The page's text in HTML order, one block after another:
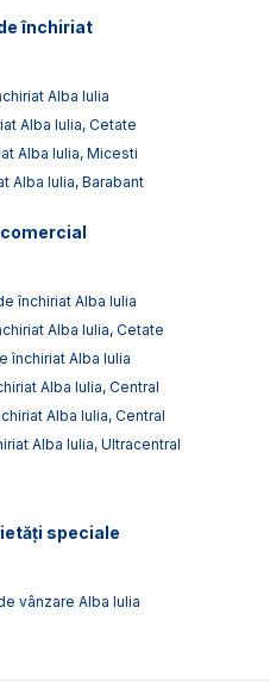
închiriat
Alba Iulia
Alba Iulia, Cetate
Alba Iulia, Micesti
Alba Iulia, Barabant
închiriat Alba Iulia
Alba Iulia, Cetate
închiriat Alba Iulia
Alba Iulia, Central
Alba Iulia, Central
Alba Iulia, Ultracentral
speciale
vânzare Alba Iulia